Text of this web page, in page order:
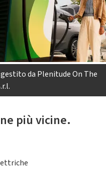
da Plenitude On The
più vicine.